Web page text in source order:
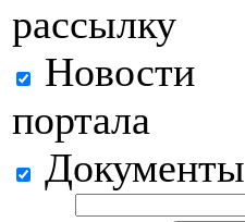
рассылку
Новости
портала
Документы